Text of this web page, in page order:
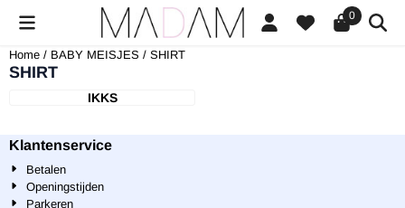
Cookievoorkeuren zijn beschikbaar. Kies instellingen of sta alle
0
Home / BABY MEISJES / SHIRT
SHIRT
IKKS
Klantenservice
Betalen
Openingstijden
Parkeren